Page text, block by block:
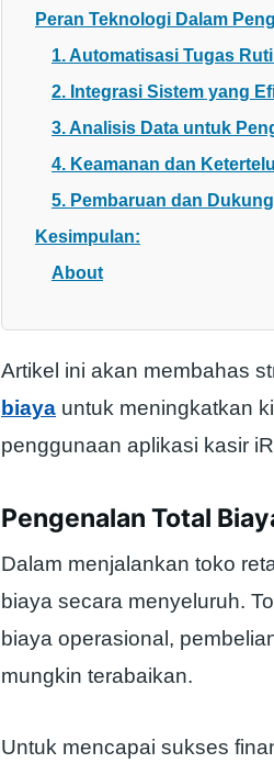
Peran Teknologi Dalam
1. Automatisasi Tugas
2. Integrasi Sistem yang
3. Analisis Data untuk
4. Keamanan dan
5. Pembaruan dan
Kesimpulan:
About
Artikel ini akan membahas
biaya untuk meningkatkan
penggunaan aplikasi kasir
Pengenalan Total
Dalam menjalankan toko
biaya secara menyeluruh.
biaya operasional,
mungkin terabaikan.
Untuk mencapai sukses